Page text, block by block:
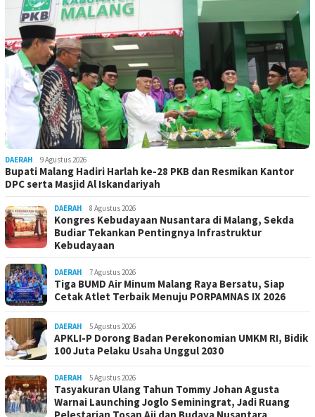
DAERAH 9 Agustus 2026
Bupati Malang Hadiri Harlah ke-28 PKB dan Resmikan Kantor
DPC serta Masjid Al Iskandariyah
DAERAH 8 Agustus 2026
Kongres Kebudayaan Nusantara di Malang, Sekda
Budiar Tekankan Pentingnya Infrastruktur
Kebudayaan
DAERAH 7 Agustus 2026
Tiga BUMD Air Minum Malang Raya Bersatu, Siap
Cetak Atlet Terbaik Menuju PORPAMNAS IX 2026
DAERAH 5 Agustus 2026
APKLI-P Dorong Badan Perekonomian UMKM RI, Bidik
100 Juta Pelaku Usaha Unggul 2030
DAERAH 5 Agustus 2026
Tasyakuran Ulang Tahun Tommy Johan Agusta
Warnai Launching Joglo Seminingrat, Jadi Ruang